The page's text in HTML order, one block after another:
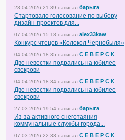
23.04.2026 21:39 написал барыга
Стартовало голосование по выбору
дизайн-проектов для...
07.04.2026 15:18 написал alex33kaw
Конкурс чтецов «Колокол Чернобыля»
04.04.2026 18:35 написал С Е В Е Р С К
Две невестки подрались на юбилее
свекрови
04.04.2026 18:34 написал С Е В Е Р С К
Две невестки подрались на юбилее
свекрови
27.03.2026 19:54 написал барыга
Из-за активного снеготаяния
коммунальные службы города...
07.03.2026 22:33 написал С Е В Е Р С К